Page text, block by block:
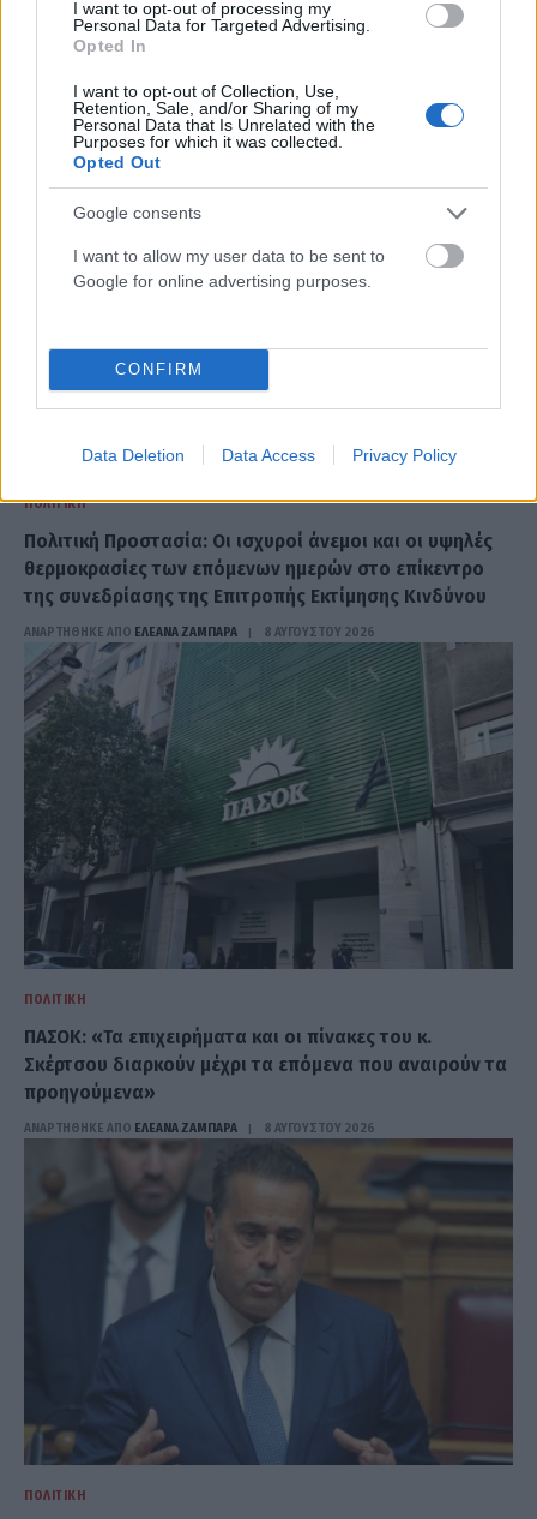
I want to opt-out of processing my
Personal Data for Targeted Advertising.
Opted In
I want to opt-out of Collection, Use,
Retention, Sale, and/or Sharing of my
Personal Data that Is Unrelated with the
Purposes for which it was collected.
Opted Out
Google consents
I want to allow my user data to be sent to
Google for online advertising purposes.
CONFIRM
Data Deletion Data Access Privacy Policy
ΠΟΛΙΤΙΚΉ
στρατηγικό βάθος
ΑΝΑΡΤΗΘΗΚΕ ΑΠΟ ΕΛΕΑΝΑ ΖΑΜΠΑΡΑ 8 ΑΥΓΟΎΣΤΟΥ 2026
ΠΟΛΙΤΙΚΉ
Πολιτική Προστασία: Οι ισχυροί άνεμοι και οι υψηλές
θερμοκρασίες των επόμενων ημερών στο επίκεντρο
της συνεδρίασης της Επιτροπής Εκτίμησης Κινδύνου
ΑΝΑΡΤΗΘΗΚΕ ΑΠΟ ΕΛΕΑΝΑ ΖΑΜΠΑΡΑ 8 ΑΥΓΟΎΣΤΟΥ 2026
ΠΟΛΙΤΙΚΉ
ΠΑΣΟΚ: «Τα επιχειρήματα και οι πίνακες του κ.
Σκέρτσου διαρκούν μέχρι τα επόμενα που αναιρούν τα
προηγούμενα»
ΑΝΑΡΤΗΘΗΚΕ ΑΠΟ ΕΛΕΑΝΑ ΖΑΜΠΑΡΑ 8 ΑΥΓΟΎΣΤΟΥ 2026
ΠΟΛΙΤΙΚΉ